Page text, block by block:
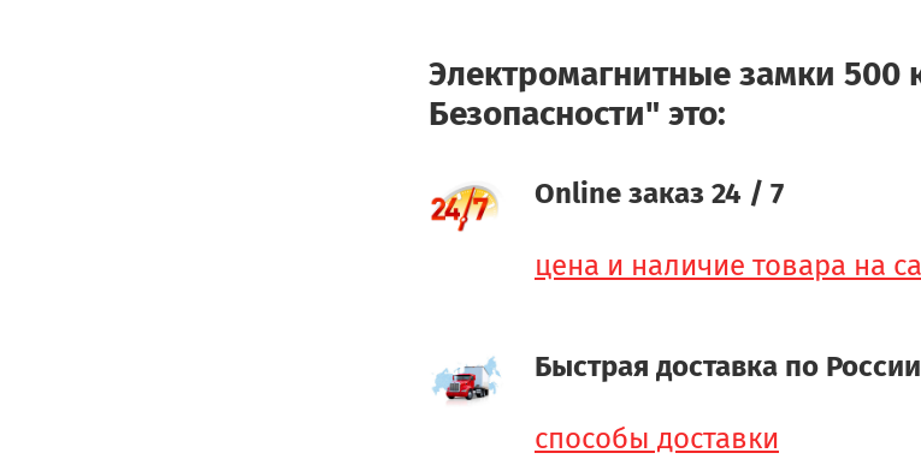
Электромагнитные замки 500
Безопасности" это:
Online заказ 24 / 7
цена и наличие товара на
Быстрая доставка по России
способы доставки